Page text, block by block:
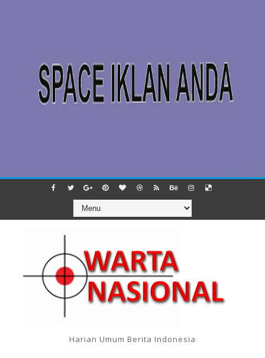
Harian Umum Berita Indonesia